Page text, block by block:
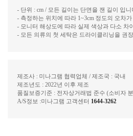
- 단위 : cm / 모든 길이는 단면을 잰 길이 입니
- 측정하는 위치에 따라 1~3cm 정도의 오차
- 모니터 해상도에 따라 실제 색상과 다소 차
- 모든 의류의 첫 세탁은 드라이클리닝을 권
제조사 : 미나그램 협력업체 / 제조국 : 국내
제조년도 : 2022년 이후 제조
품질보증기준 : 전자상거래법 준수 (소비자
A/S정보 :미나그램 고객센터 1644-3262